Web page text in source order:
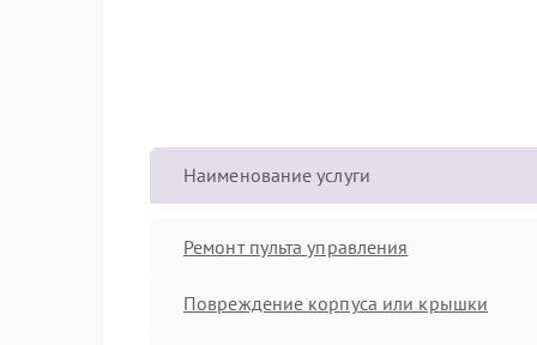
Наименование услуги
Ремонт пульта управления
Повреждение корпуса или крышки